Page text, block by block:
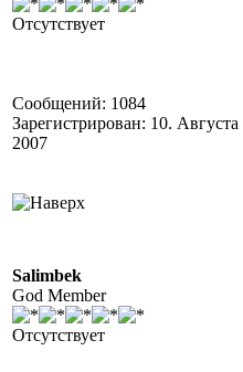
Отсутствует
Сообщений: 1084
Зарегистрирован: 10. Августа
2007
Salimbek
God Member
Отсутствует